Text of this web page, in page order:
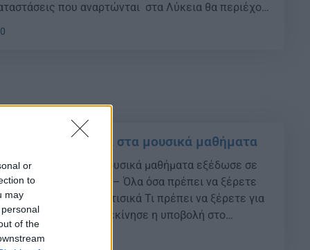
or
to
may
of the
που αναρτώνται στα Λύκεια θα περιέχουν
υποψηφίου και τα βαθμολογικά του στοιχεία ανά
και όχι τα ονομαστικά στοιχεία του. Όλοι […]
Τα στατιστικά στα μουσικά μαθήματα
Τα στατιστικά στα μουσικά μαθήματα εξέδωσε σε
Υπουργείο Παιδείας – Όλα όσα πρέπει να ξέρετε
Δείτε ΕΔΩ τα στατισικά Τι πρέπει να ξέρετε για
ότι ξεκίνησε η υποβολή στο
Όλα όσα πρέπει να γνωρίζουν οι